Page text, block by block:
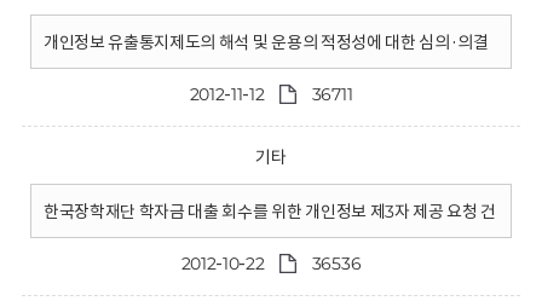
개인정보 유출통지제도의 해석 및 운용의 적정성에 대한 심의·의결
2012-11-12 36711
기타
한국장학재단 학자금 대출 회수를 위한 개인정보 제3자 제공 요청 건
2012-10-22 36536